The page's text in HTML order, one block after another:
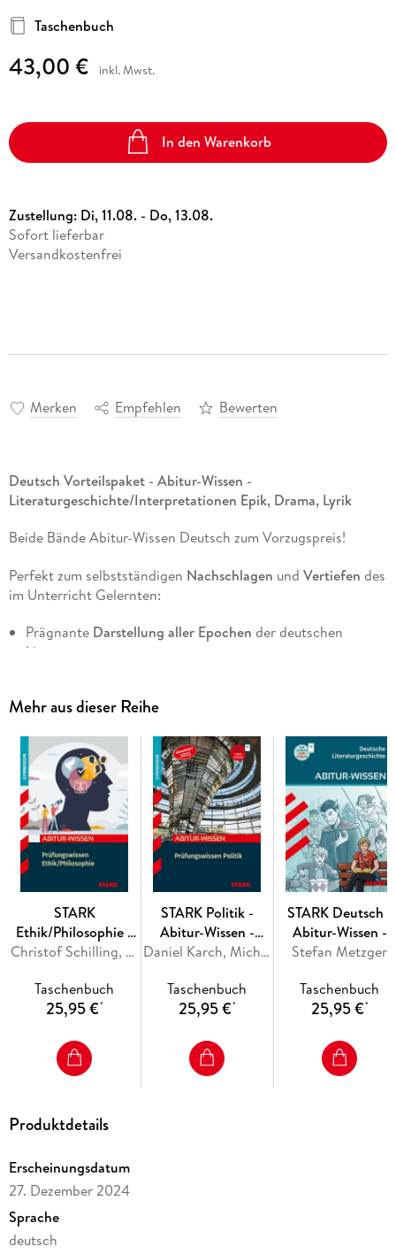
Taschenbuch
43,00 € inkl. Mwst.
In den Warenkorb
Zustellung: Di, 11.08. - Do, 13.08.
Sofort lieferbar
Versandkostenfrei
Merken Empfehlen Bewerten
Deutsch Vorteilspaket - Abitur-Wissen -
Literaturgeschichte/Interpretationen Epik, Drama, Lyrik
Beide Bände Abitur-Wissen Deutsch zum Vorzugspreis!
Perfekt zum selbstständigen Nachschlagen und Vertiefen des
im Unterricht Gelernten:
Prägnante Darstellung aller Epochen der deutschen
Literatur
Untersuchungsbereiche von epischen, dramatischen und
lyrischen Texten
Exemplarische Textauszüge undKurzinterpretationen
der
wichtigsten Werke
Schritt-für-Schritt-Anleitungenzur Analyse und
Interpretation samt
Übungsbeispielen
Mit zusammenfassendenSchaubildern und zahlreichen
Abbildungen
Mehr aus dieser Reihe
STARK
Ethik/Philosophie -
Abitur-Wissen - Christof Schilling, Andrea Steinbach, Stefan Metzger, Monika Lindinger, Carlo Schultheiss
Taschenbuch
25,95 €*
STARK Politik -
Abitur-Wissen -
Prüfungswissen Daniel Karch, Michael Bach, Henning Aubel, Nikola Knies, Gerhard Altmann
Taschenbuch
25,95 €*
STARK Deutsch -
Abitur-Wissen -
Deutsche
Stefan Metzger
Taschenbuch
25,95 €*
Produktdetails
Erscheinungsdatum
27. Dezember 2024
Sprache
deutsch